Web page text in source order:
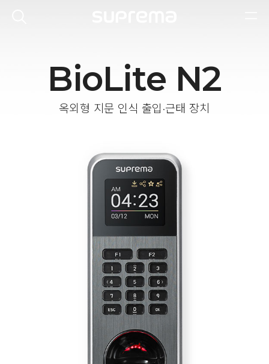
BioLite N2
옥외형 지문 인식 출입·근태 장치